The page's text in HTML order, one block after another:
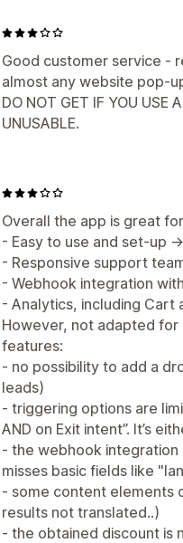
Good customer service -
almost any website pop-
DO NOT GET IF YOU USE
UNUSABLE.
Overall the app is great
- Easy to use and set-up
- Responsive support
- Webhook integration
- Analytics, including Cart
However, not adapted
features:
- no possibility to add a
leads)
- triggering options are
AND on Exit intent”. It’s
- the webhook integration
misses basic fields like
- some content elements
results not translated..)
- the obtained discount is